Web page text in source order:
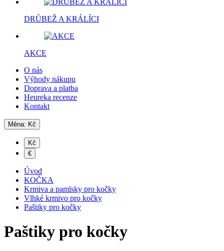
DRŮBEŽ A KRÁLÍCI
AKCE
O nás
Výhody nákupu
Doprava a platba
Heureka recenze
Kontakt
Měna: Kč
Kč
€
Úvod
KOČKA
Krmiva a pamlsky pro kočky
Vlhké krmivo pro kočky
Paštiky pro kočky
Paštiky pro kočky